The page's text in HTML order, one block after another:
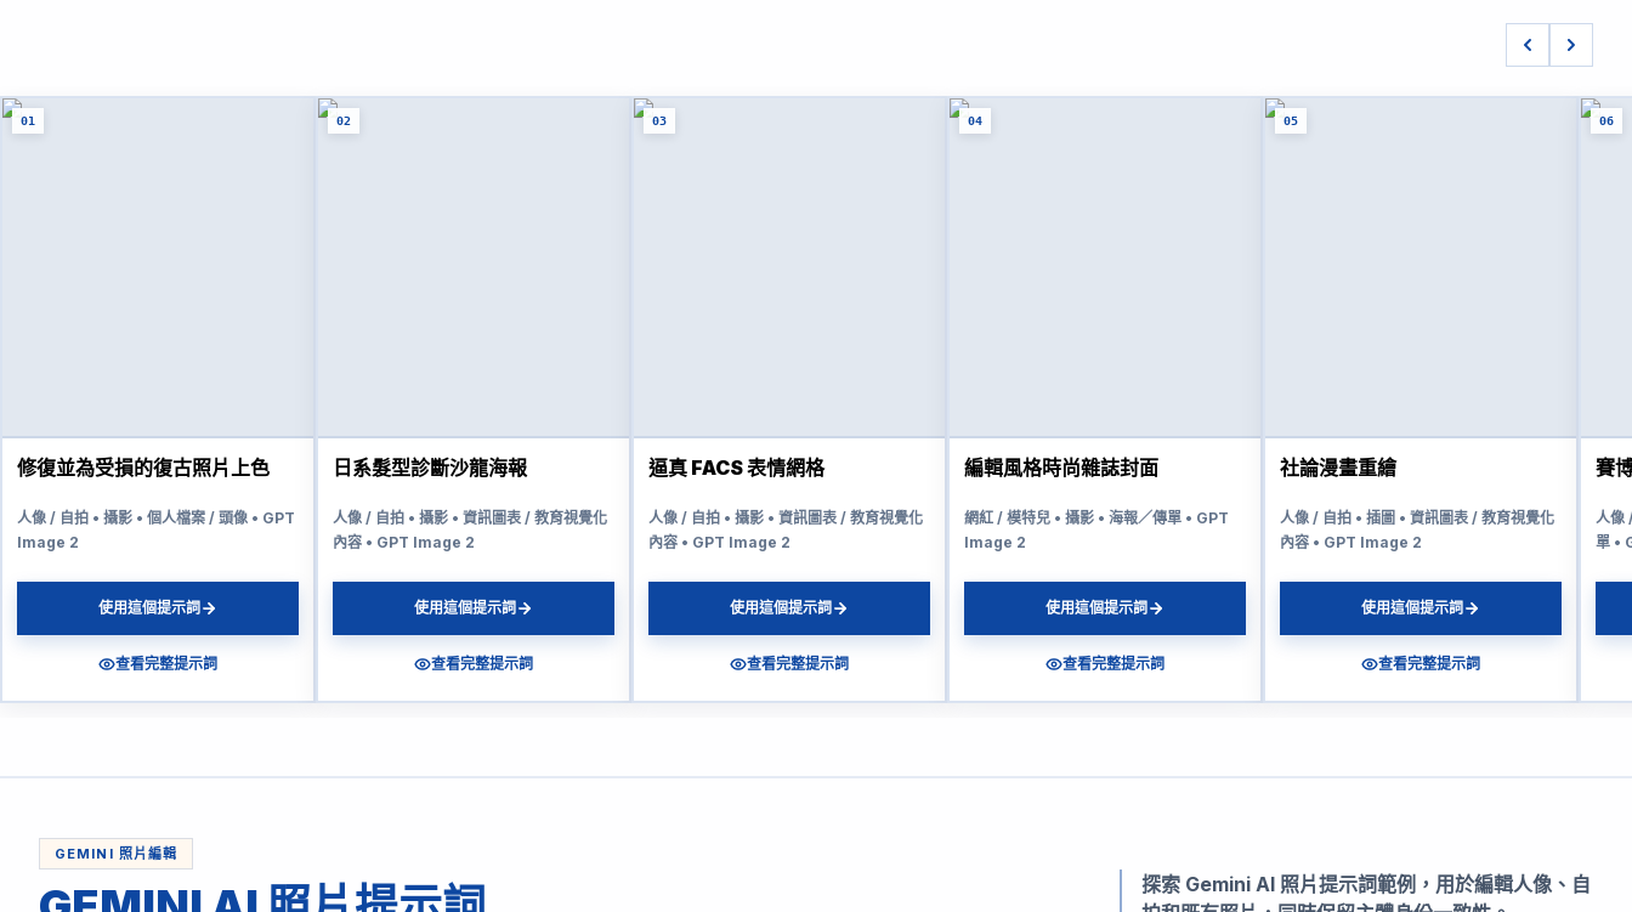
01
修復並為受損的復古照片上色
人像 / 自拍 • 攝影 • 個人檔案 / 頭像 • GPT
Image 2
使用這個提示詞
查看完整提示詞
02
日系髮型診斷沙龍海報
人像 / 自拍 • 攝影 • 資訊圖表 / 教育視覺化
內容 • GPT Image 2
使用這個提示詞
查看完整提示詞
03
逼真 FACS 表情網格
人像 / 自拍 • 攝影 • 資訊圖表 / 教育視覺化
內容 • GPT Image 2
使用這個提示詞
查看完整提示詞
04
編輯風格時尚雜誌封面
網紅 / 模特兒 • 攝影 • 海報／傳單 • GPT
Image 2
使用這個提示詞
查看完整提示詞
05
社論漫畫重繪
人像 / 自拍 • 插圖 • 資訊圖表 / 教育視覺化
內容 • GPT Image 2
使用這個提示詞
查看完整提示詞
06
賽
人像
單 •
GEMINI 照片編輯
探索 Gemini AI 照片提示詞範例，用於編輯人像、自